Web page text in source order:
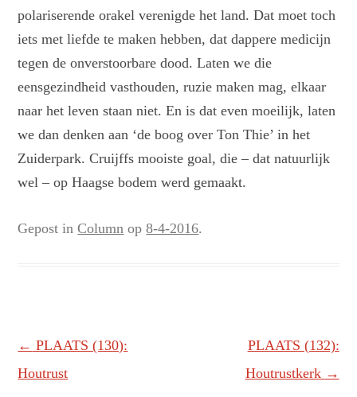
polariserende orakel verenigde het land. Dat moet toch
iets met liefde te maken hebben, dat dappere medicijn
tegen de onverstoorbare dood. Laten we die
eensgezindheid vasthouden, ruzie maken mag, elkaar
naar het leven staan niet. En is dat even moeilijk, laten
we dan denken aan ‘de boog over Ton Thie’ in het
Zuiderpark. Cruijffs mooiste goal, die – dat natuurlijk
wel – op Haagse bodem werd gemaakt.
Gepost inColumn op8-4-2016.
Berichtnavigatie
← PLAATS (130):
Houtrust
PLAATS (132):
Houtrustkerk →